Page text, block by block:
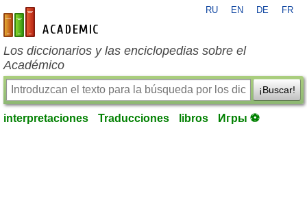
es-academic.com
RU EN DE FR
Los diccionarios y las enciclopedias sobre el
Académico
¡Buscar!
interpretaciones Traducciones libros Игры ⚽